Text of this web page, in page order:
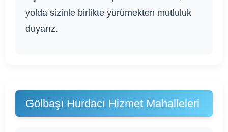
yolda sizinle birlikte yürümekten mutluluk
duyarız.
Gölbaşı Hurdacı Hizmet Mahalleleri